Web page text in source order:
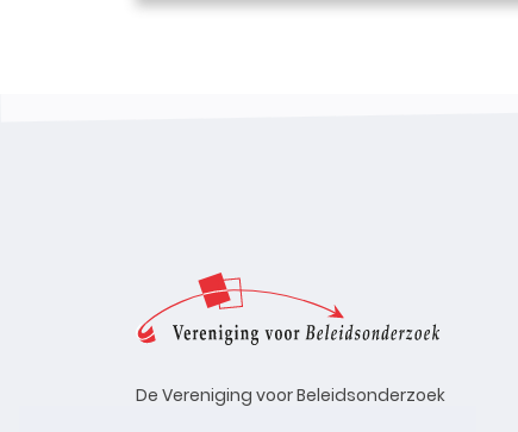
De Vereniging voor Beleidsonderzoek